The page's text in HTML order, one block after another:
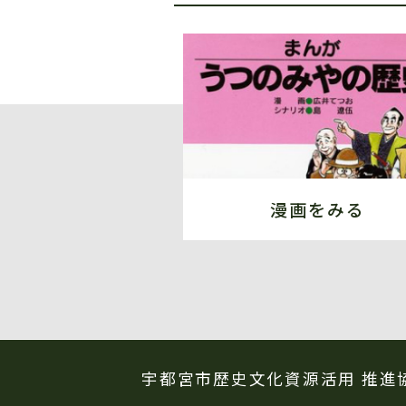
漫画をみる
宇都宮市歴史文化資源活用 推進